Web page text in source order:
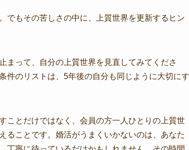
でもその苦しさの中に、上質世界を更新するヒン
まって、自分の上質世界を見直してみてくださ
件のリストは、5年後の自分も同じように大切にす
ことだけではなく、会員の方一人ひとりの上質世
ることです。婚活がうまくいかないのは、あなた